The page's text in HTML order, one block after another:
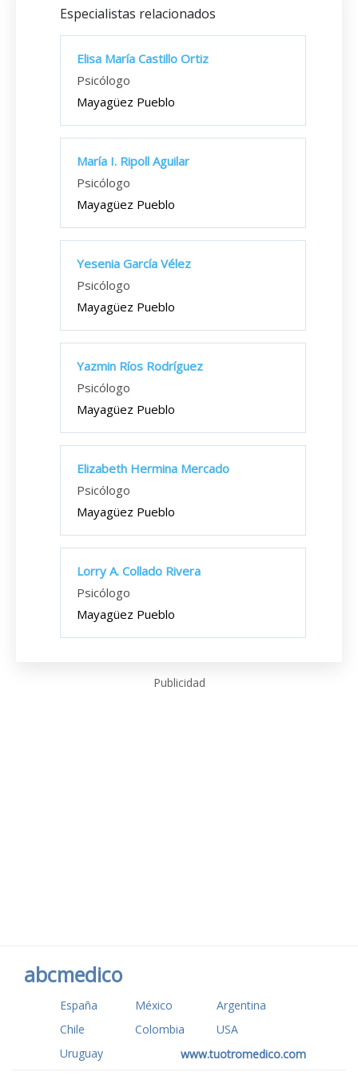
Especialistas relacionados
Elisa María Castillo Ortiz
Psicólogo
Mayagüez Pueblo
María I. Ripoll Aguilar
Psicólogo
Mayagüez Pueblo
Yesenia García Vélez
Psicólogo
Mayagüez Pueblo
Yazmin Ríos Rodríguez
Psicólogo
Mayagüez Pueblo
Elizabeth Hermina Mercado
Psicólogo
Mayagüez Pueblo
Lorry A. Collado Rivera
Psicólogo
Mayagüez Pueblo
Publicidad
abcmedico
España México
Argentina
Chile
Colombia
USA
Uruguay
www.tuotromedico.com